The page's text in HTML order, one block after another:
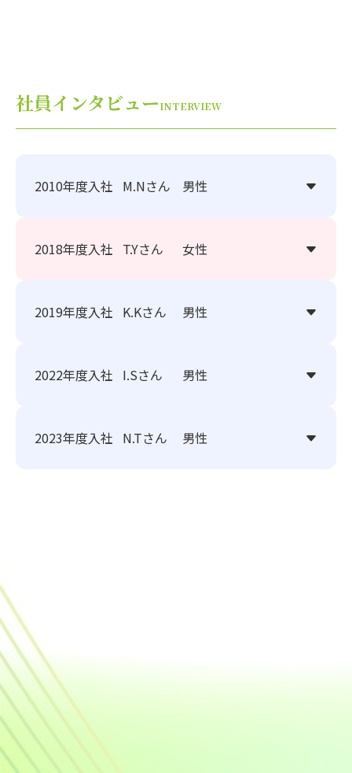
社員インタビューINTERVIEW
2010年度入社 M.Nさん 男性
2018年度入社 T.Yさん 女性
2019年度入社 K.Kさん 男性
2022年度入社 I.Sさん 男性
2023年度入社 N.Tさん 男性